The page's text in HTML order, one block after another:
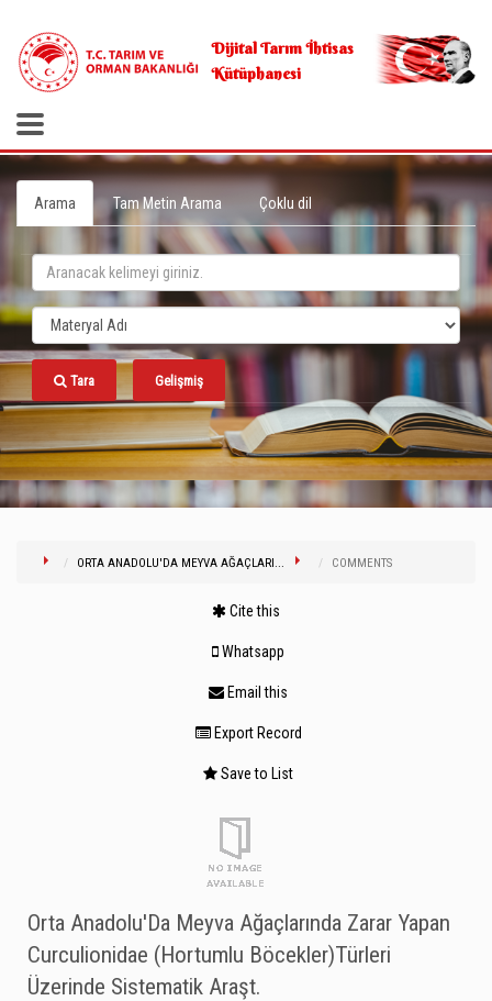
Dijital Tarım İhtisas
Kütüphanesi
Arama Tam Metin Arama Çoklu dil
Tara Gelişmiş
ORTA ANADOLU'DA MEYVA AĞAÇLARI... COMMENTS
Cite this
Whatsapp
Email this
Export Record
Save to List
Orta Anadolu'Da Meyva Ağaçlarında Zarar Yapan
Curculionidae (Hortumlu Böcekler)Türleri
Üzerinde Sistematik Araşt.